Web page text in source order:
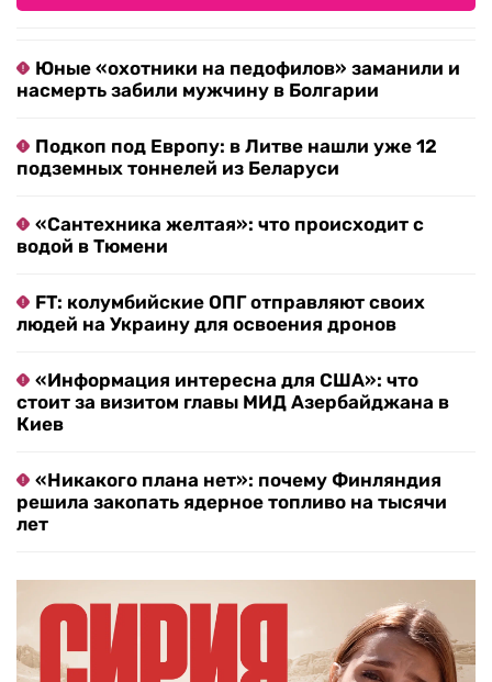
Юные «охотники на педофилов» заманили и
насмерть забили мужчину в Болгарии
Подкоп под Европу: в Литве нашли уже 12
подземных тоннелей из Беларуси
«Сантехника желтая»: что происходит с
водой в Тюмени
FT: колумбийские ОПГ отправляют своих
людей на Украину для освоения дронов
«Информация интересна для США»: что
стоит за визитом главы МИД Азербайджана в
Киев
«Никакого плана нет»: почему Финляндия
решила закопать ядерное топливо на тысячи
лет